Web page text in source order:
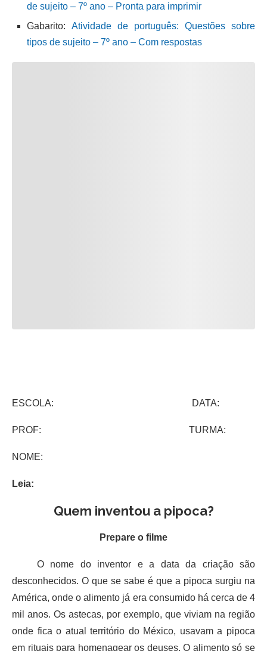
de sujeito – 7º ano – Pronta para imprimir
Gabarito: Atividade de português: Questões sobre
tipos de sujeito – 7º ano – Com respostas
ESCOLA: DATA:
PROF: TURMA:
NOME:
Leia:
Quem inventou a pipoca?
Prepare o filme
O nome do inventor e a data da criação são
desconhecidos. O que se sabe é que a pipoca surgiu na
América, onde o alimento já era consumido há cerca de 4
mil anos. Os astecas, por exemplo, que viviam na região
onde fica o atual território do México, usavam a pipoca
em rituais para homenagear os deuses. O alimento só se